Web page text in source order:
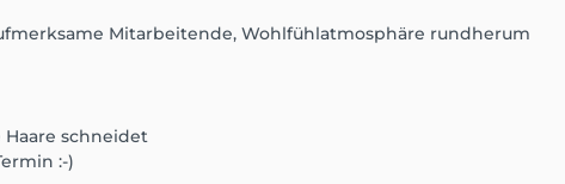
Mitarbeitende, Wohlfühlatmosphäre rundherum
schneidet
:-)